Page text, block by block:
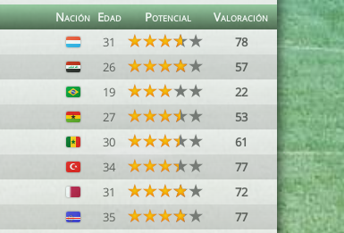
Nación Edad Potencial
Valoración
31
78
26
57
19
22
27
53
30
61
34
77
31
72
35
77